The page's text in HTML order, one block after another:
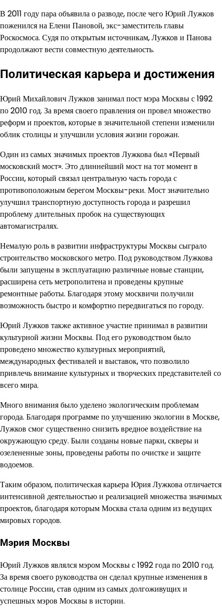
В 2011 году пара объявила о разводе, после чего Юрий Лужков
поженился на Елени Пановой, экс-заместитель главы
Роскосмоса. Судя по открытым источникам, Лужков и Панова
продолжают вести совместную деятельность.
Политическая карьера и достижения
Юрий Михайлович Лужков занимал пост мэра Москвы с 1992
по 2010 год. За время своего правления он провел множество
реформ и проектов, которые в значительной степени изменили
облик столицы и улучшили условия жизни горожан.
Один из самых значимых проектов Лужкова был «Первый
московский мост». Это длиннейший мост на тот момент в
России, который связал центральную часть города с
противоположным берегом Москвы-реки. Мост значительно
улучшил транспортную доступность города и разрешил
проблему длительных пробок на существующих
автомагистралях.
Немалую роль в развитии инфраструктуры Москвы сыграло
строительство московского метро. Под руководством Лужкова
были запущены в эксплуатацию различные новые станции,
расширена сеть метрополитена и проведены крупные
ремонтные работы. Благодаря этому москвичи получили
возможность быстро и комфортно передвигаться по городу.
Юрий Лужков также активное участие принимал в развитии
культурной жизни Москвы. Под его руководством было
проведено множество культурных мероприятий,
международных фестивалей и выставок, что позволило
привлечь внимание культурных и творческих представителей со
всего мира.
Много внимания было уделено экологическим проблемам
города. Благодаря программе по улучшению экологии в Москве,
Лужков смог существенно снизить вредное воздействие на
окружающую среду. Были созданы новые парки, скверы и
озелененные зоны, проведены работы по очистке и защите
водоемов.
Таким образом, политическая карьера Юрия Лужкова отличается
интенсивной деятельностью и реализацией множества значимых
проектов, благодаря которым Москва стала одним из ведущих
мировых городов.
Мэрия Москвы
Юрий Лужков являлся мэром Москвы с 1992 года по 2010 год.
За время своего руководства он сделал крупные изменения в
столице России, став одним из самых долгоживущих и
успешных мэров Москвы в истории.